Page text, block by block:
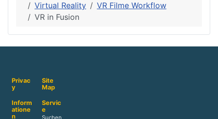
Virtual Reality
VR Filme Workflow
VR in Fusion
Privac
y
Site
Map
Inform
atione
n
Servic
e